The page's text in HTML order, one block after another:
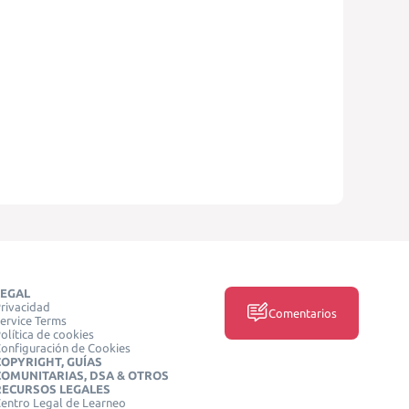
Terms
de cookies
de Cookies
GUÍAS
DSA & OTROS
LEGALES
Legal de Learneo
Comentarios